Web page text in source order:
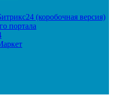
(коробочная версия)
портала